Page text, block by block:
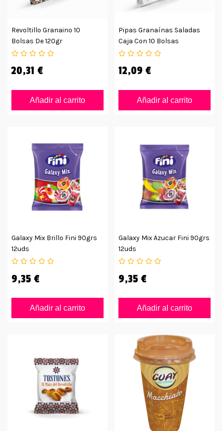
Revoltillo Granaino 10
Bolsas De 120gr
20,31 €
Añadir al carrito
Pipas Granaínas Saladas
Caja Con 10 Bolsas
12,09 €
Añadir al carrito
Galaxy Mix Brillo Fini 90grs
12uds
9,35 €
Añadir al carrito
Galaxy Mix Azucar Fini 90grs
12uds
9,35 €
Añadir al carrito